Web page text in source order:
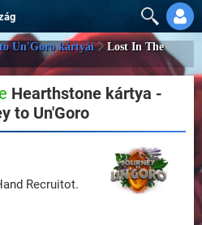
Un'Goro kártyái
Lost In The
Hearthstone kártya -
to Un'Goro
Recruitot.